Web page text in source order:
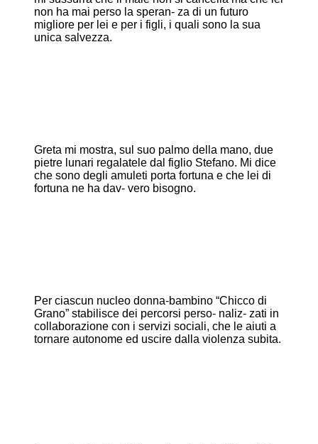
non ha mai perso la speran- za di un futuro
migliore per lei e per i figli, i quali sono la sua
unica salvezza.
Greta mi mostra, sul suo palmo della mano, due
pietre lunari regalatele dal figlio Stefano. Mi dice
che sono degli amuleti porta fortuna e che lei di
fortuna ne ha dav- vero bisogno.
Per ciascun nucleo donna-bambino “Chicco di
Grano” stabilisce dei percorsi perso- naliz- zati in
collaborazione con i servizi sociali, che le aiuti a
tornare autonome ed uscire dalla violenza subita.